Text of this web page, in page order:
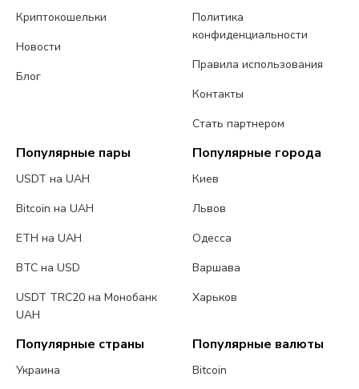
Криптокошельки
Новости
Блог
Политика
конфиденциальности
Правила использования
Контакты
Стать партнером
Популярные пары
USDT на UAH
Bitcoin на UAH
ETH на UAH
BTC на USD
USDT TRC20 на Монобанк
UAH
Популярные города
Киев
Львов
Одесса
Варшава
Харьков
Популярные страны
Украина
Популярные валюты
Bitcoin